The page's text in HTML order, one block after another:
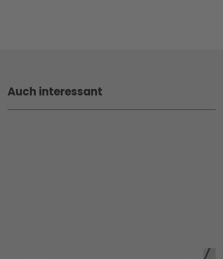
Auch interessant